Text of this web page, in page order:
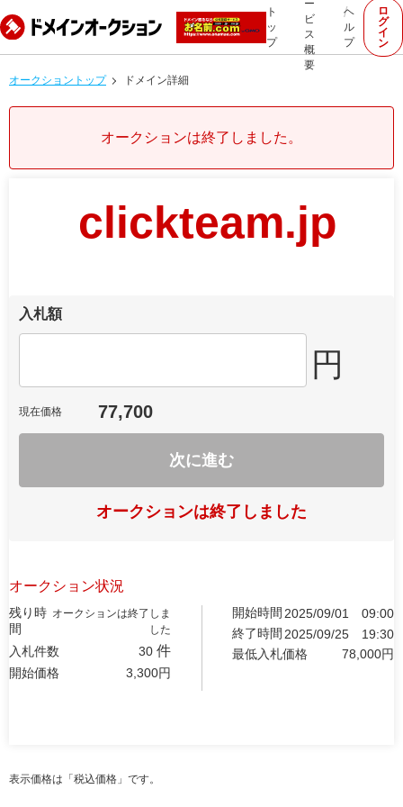
ト
ッ
プ
ー
ビ
ス
概
要
ヘ
ル
プ
ロ
グ
イ
ン
オークショントップ ドメイン詳細
オークションは終了しました。
clickteam.jp
入札額
円
現在価格 77,700
次に進む
オークションは終了しました
オークション状況
残り時
間
オークションは終了しま
した
入札件数 30 件
開始価格 3,300円
開始時間 2025/09/01
09:00
終了時間 2025/09/25
19:30
最低入札価格
78,000円
表示価格は「税込価格」です。